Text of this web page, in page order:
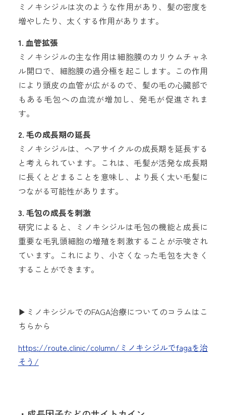
ミノキシジルは次のような作用があり、髪の密度を
増やしたり、太くする作用があります。
1. 血管拡張
ミノキシジルの主な作用は細胞膜のカリウムチャネ
ル開口で、細胞膜の過分極を起こします。この作用
により頭皮の血管が広がるので、髪の毛の心臓部で
もある毛包への血流が増加し、発毛が促進されま
す。
2. 毛の成長期の延長
ミノキシジルは、ヘアサイクルの成長期を延長する
と考えられています。これは、毛髪が活発な成長期
に長くとどまることを意味し、より長く太い毛髪に
つながる可能性があります。
3. 毛包の成長を刺激
研究によると、ミノキシジルは毛包の機能と成長に
重要な毛乳頭細胞の増殖を刺激することが示唆され
ています。これにより、小さくなった毛包を大きく
することができます。
▶︎ミノキシジルでのFAGA治療についてのコラムはこ
ちらから
https://route.clinic/column/ミノキシジルでfagaを治
そう/